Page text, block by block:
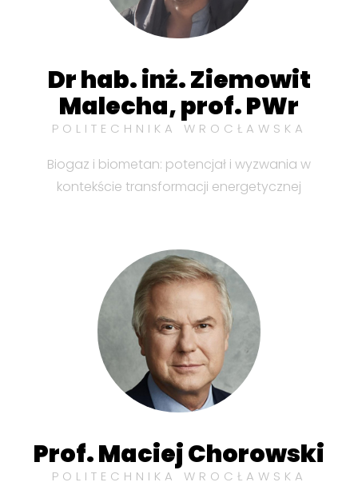
Dr hab. inż. Ziemowit
Malecha, prof. PWr
POLITECHNIKA WROCŁAWSKA
Biogaz i biometan: potencjał i wyzwania w
kontekście transformacji energetycznej
Prof. Maciej Chorowski
POLITECHNIKA WROCŁAWSKA